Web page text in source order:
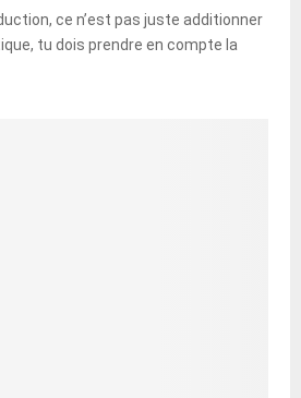
ce n’est pas juste additionner
tu dois prendre en compte la